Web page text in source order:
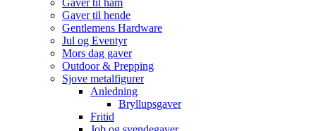
Gaver til ham
Gaver til hende
Gentlemens Hardware
Jul og Eventyr
Mors dag gaver
Outdoor & Prepping
Sjove metalfigurer
Anledning
Bryllupsgaver
Fritid